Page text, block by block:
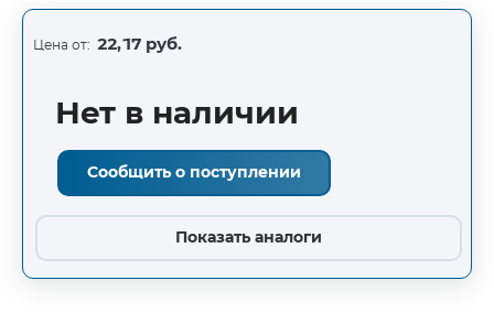
Цена от: 22,17 руб.
Нет в наличии
Сообщить о поступлении
Показать аналоги